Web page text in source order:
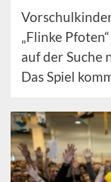
„Flinke
auf der Suche
Das Spiel